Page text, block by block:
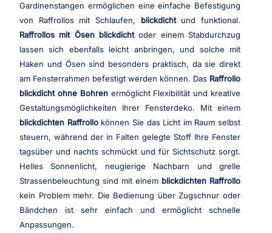
Gardinenstangen ermöglichen eine einfache Befestigung
von Raffrollos mit Schlaufen, blickdichtund funktional.
Raffrollos mit Ösen blickdichtoder einem Stabdurchzug
lassen sich ebenfalls leicht anbringen, und solche mit
Haken und Ösen sind besonders praktisch, da sie direkt
am Fensterrahmen befestigt werden können. Das Raffrollo
blickdicht ohne Bohrenermöglicht Flexibilität und kreative
Gestaltungsmöglichkeiten Ihrer Fensterdeko. Mit einem
blickdichten Raffrollokönnen Sie das Licht im Raum selbst
steuern, während der in Falten gelegte Stoff Ihre Fenster
tagsüber und nachts schmückt und für Sichtschutz sorgt.
Helles Sonnenlicht, neugierige Nachbarn und grelle
Strassenbeleuchtung sind mit einem blickdichten Raffrollo
kein Problem mehr. Die Bedienung über Zugschnur oder
Bändchen ist sehr einfach und ermöglicht schnelle
Anpassungen.